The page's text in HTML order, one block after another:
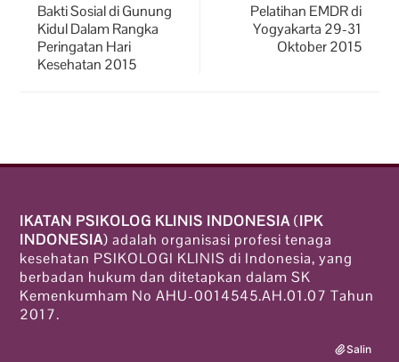
Bakti Sosial di Gunung
Kidul Dalam Rangka
Peringatan Hari
Kesehatan 2015
Pelatihan EMDR di
Yogyakarta 29-31
Oktober 2015
IKATAN PSIKOLOG KLINIS INDONESIA(IPK
INDONESIA) adalah organisasi profesi tenaga
kesehatan PSIKOLOGI KLINIS di Indonesia, yang
berbadan hukum dan ditetapkan dalam SK
Kemenkumham No AHU-0014545.AH.01.07 Tahun
2017.
Salin